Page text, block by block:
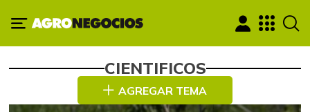
CIENTIFICOS
AGREGAR TEMA